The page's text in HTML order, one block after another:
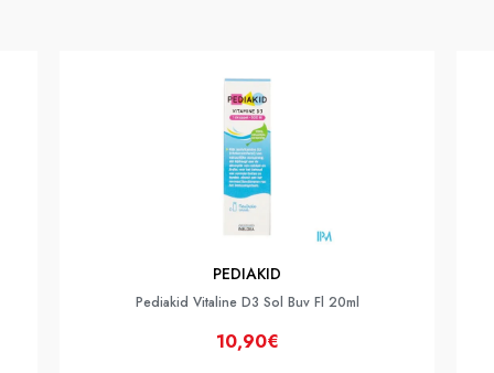
PEDIAKID
Pediakid Vitaline D3 Sol Buv Fl 20ml
10,90€